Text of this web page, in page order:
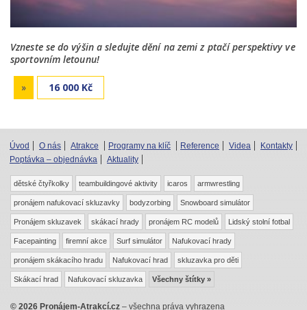
Vzneste se do výšin a sledujte dění na zemi z ptačí perspektivy ve
sportovním letounu!
» 16 000 Kč
Úvod O nás Atrakce Programy na klíč Reference Videa
Kontakty
Poptávka – objednávka
Aktuality
dětské čtyřkolky teambuildingové aktivity icaros armwrestling
pronájem nafukovací skluzavky bodyzorbing Snowboard simulátor
Pronájem skluzavek skákací hrady pronájem RC modelů Lidský stolní fotbal
Facepainting firemní akce Surf simulátor Nafukovací hrady
pronájem skákacího hradu Nafukovací hrad skluzavka pro děti
Skákací hrad Nafukovací skluzavka Všechny štítky »
© 2026 Pronájem-Atrakcí.cz – všechna práva vyhrazena